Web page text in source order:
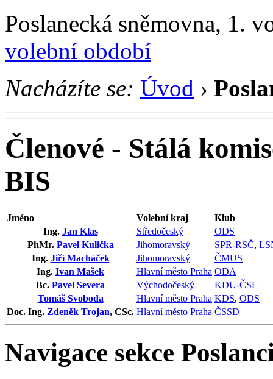
Poslanecká sněmovna, 1.
volební období
Nacházíte se: Úvod ›
Členové - Stálá
BIS
Jméno Volební kraj
Klub
Ing. Jan Klas Středočeský
ODS
PhMr. Pavel Kulička Jihomoravský SPR-RSČ,
Ing. Jiří Macháček Jihomoravský
ČMUS
Ing. Ivan Mašek Hlavní město Praha ODA
Bc. Pavel Severa Východočeský
KDU-ČSL
Tomáš Svoboda
Hlavní město Praha KDS, ODS
Doc. Ing. Zdeněk Trojan, CSc. Hlavní město Praha ČSSD
Navigace sekce